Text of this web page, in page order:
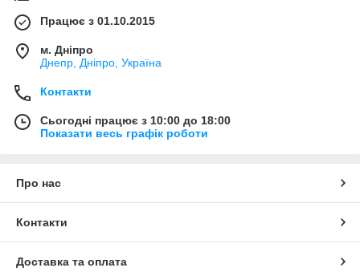
Працює з 01.10.2015
м. Дніпро
Днепр, Дніпро, Україна
Контакти
Сьогодні працює з 10:00 до 18:00
Показати весь графік роботи
Про нас
Контакти
Доставка та оплата